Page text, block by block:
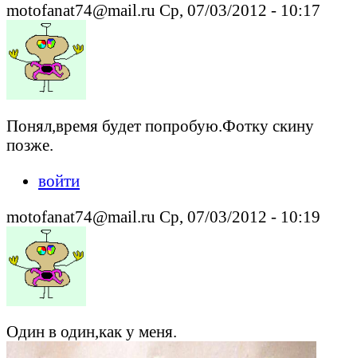
motofanat74@mail.ru Ср, 07/03/2012 - 10:17
Понял,время будет попробую.Фотку скину
позже.
войти
motofanat74@mail.ru Ср, 07/03/2012 - 10:19
Один в один,как у меня.